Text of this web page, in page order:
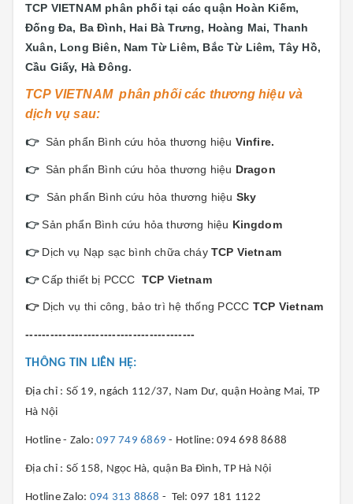
TCP VIETNAM phân phối tại các quận Hoàn Kiếm,
Đống Đa, Ba Đình, Hai Bà Trưng, Hoàng Mai, Thanh
Xuân, Long Biên, Nam Từ Liêm, Bắc Từ Liêm, Tây Hồ,
Cầu Giấy, Hà Đông.
TCP VIETNAM phân phối các thương hiệu và
dịch vụ sau:
👉 Sản phẩn Bình cứu hỏa thương hiệu Vinfire.
👉 Sản phẩn Bình cứu hỏa thương hiệu Dragon
👉 Sản phẩn Bình cứu hỏa thương hiệu Sky
👉Sản phẩn Bình cứu hỏa thương hiệu Kingdom
👉 Dịch vụ Nạp sạc bình chữa cháy TCP Vietnam
👉Cấp thiết bị PCCC TCP Vietnam
👉 Dịch vụ thi công, bảo trì hệ thống PCCC TCP Vietnam
-----------------------------------------
THÔNG TIN LIÊN HỆ:
Địa chỉ : Số 19, ngách 112/37, Nam Dư, quận Hoàng Mai, TP
Hà Nội
Hotline - Zalo: 097 749 6869- Hotline: 094 698 8688
Địa chỉ : Số 158, Ngọc Hà, quận Ba Đình, TP Hà Nội
Hotline Zalo: 094 313 8868 - Tel: 097 181 1122